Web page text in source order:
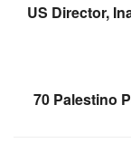
US Director,
70 Palestino